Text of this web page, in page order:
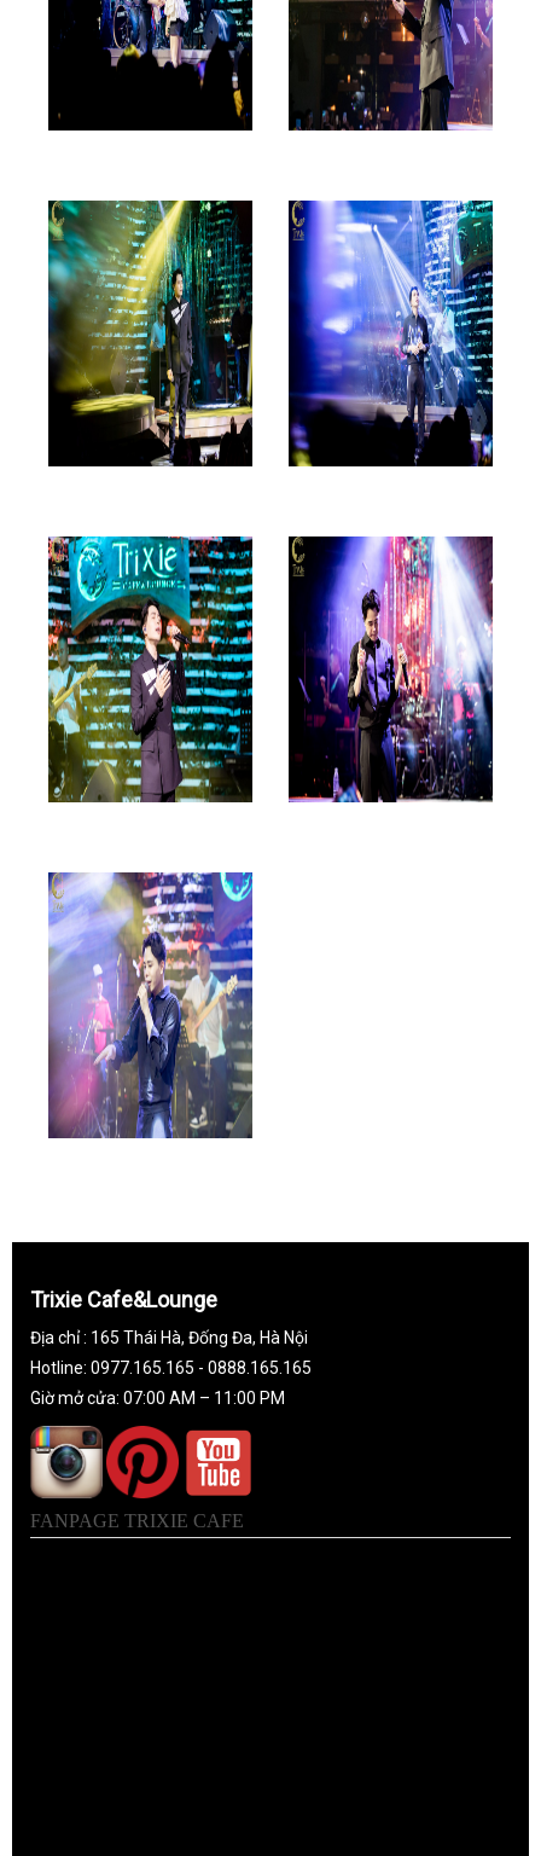
Trixie Cafe&Lounge
Địa chỉ : 165 Thái Hà, Đống Đa, Hà Nội
Hotline: 0977.165.165 - 0888.165.165
Giờ mở cửa: 07:00 AM – 11:00 PM
FANPAGE TRIXIE CAFE